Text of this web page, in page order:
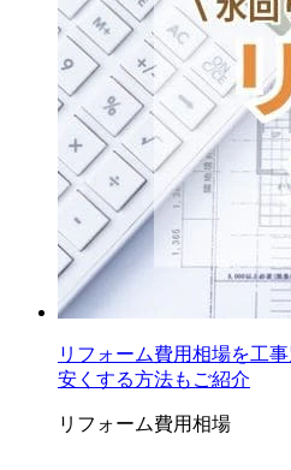
リフォーム費用相場を工
安くする方法もご紹介
リフォーム費用相場